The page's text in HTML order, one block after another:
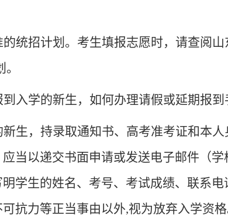
统招计划。考生填报志愿时，请查阅
入学的新生，如何办理请假或延期报到
生，持录取通知书、高考准考证和本
当以递交书面申请或发送电子邮件（学
学生的姓名、考号、考试成绩、联系电
抗力等正当事由以外,视为放弃入学资格